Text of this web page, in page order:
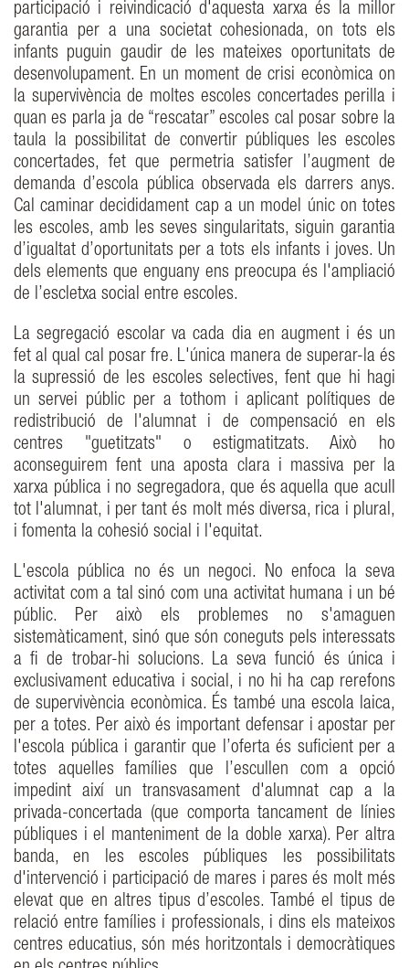
participació i reivindicació d'aquesta xarxa és la millor
garantia per a una societat cohesionada, on tots els
infants puguin gaudir de les mateixes oportunitats de
desenvolupament. En un moment de crisi econòmica on
la supervivència de moltes escoles concertades perilla i
quan es parla ja de “rescatar” escoles cal posar sobre la
taula la possibilitat de convertir públiques les escoles
concertades, fet que permetria satisfer l’augment de
demanda d’escola pública observada els darrers anys.
Cal caminar decididament cap a un model únic on totes
les escoles, amb les seves singularitats, siguin garantia
d’igualtat d’oportunitats per a tots els infants i joves. Un
dels elements que enguany ens preocupa és l'ampliació
de l’escletxa social entre escoles.
La segregació escolar va cada dia en augment i és un
fet al qual cal posar fre. L'única manera de superar-la és
la supressió de les escoles selectives, fent que hi hagi
un servei públic per a tothom i aplicant polítiques de
redistribució de l'alumnat i de compensació en els
centres "guetitzats" o estigmatitzats. Això ho
aconseguirem fent una aposta clara i massiva per la
xarxa pública i no segregadora, que és aquella que acull
tot l'alumnat, i per tant és molt més diversa, rica i plural,
i fomenta la cohesió social i l'equitat.
L'escola pública no és un negoci. No enfoca la seva
activitat com a tal sinó com una activitat humana i un bé
públic. Per això els problemes no s'amaguen
sistemàticament, sinó que són coneguts pels interessats
a fi de trobar-hi solucions. La seva funció és única i
exclusivament educativa i social, i no hi ha cap rerefons
de supervivència econòmica. És també una escola laica,
per a totes. Per això és important defensar i apostar per
l'escola pública i garantir que l’oferta és suficient per a
totes aquelles famílies que l’escullen com a opció
impedint així un transvasament d'alumnat cap a la
privada-concertada (que comporta tancament de línies
públiques i el manteniment de la doble xarxa). Per altra
banda, en les escoles públiques les possibilitats
d'intervenció i participació de mares i pares és molt més
elevat que en altres tipus d’escoles. També el tipus de
relació entre famílies i professionals, i dins els mateixos
centres educatius, són més horitzontals i democràtiques